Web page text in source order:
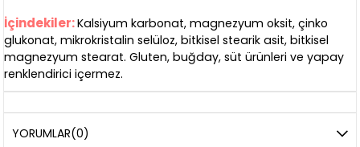
İçindekiler:Kalsiyum karbonat, magnezyum oksit, çinko
glukonat, mikrokristalin selüloz, bitkisel stearik asit, bitkisel
magnezyum stearat. Gluten, buğday, süt ürünleri ve yapay
renklendirici içermez.
YORUMLAR(0)